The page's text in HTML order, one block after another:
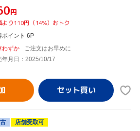
円
より110円（14%）おトク
ポイント 6P
わずか
ご注文はお早めに
年月日：2025/10/17
店舗受取可